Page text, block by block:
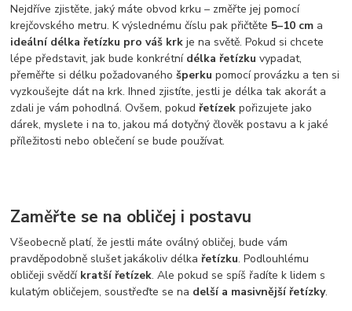
Nejdříve zjistěte, jaký máte obvod krku – změřte jej pomocí
krejčovského metru. K výslednému číslu pak přičtěte 5–10 cm a
ideální délka řetízku pro váš krkje na světě. Pokud si chcete
lépe představit, jak bude konkrétní délka řetízku vypadat,
přeměřte si délku požadovanéhošperku pomocí provázku a ten si
vyzkoušejte dát na krk. Ihned zjistíte, jestli je délka tak akorát a
zdali je vám pohodlná. Ovšem, pokud řetízekpořizujete jako
dárek, myslete i na to, jakou má dotyčný člověk postavu a k jaké
příležitosti nebo oblečení se bude používat.
Zaměřte se na obličej i postavu
Všeobecně platí, že jestli máte oválný obličej, bude vám
pravděpodobně slušet jakákoliv délka řetízku. Podlouhlému
obličeji svědčí kratší řetízek. Ale pokud se spíš řadíte k lidem s
kulatým obličejem, soustřeďte se na delší a masivnější řetízky.